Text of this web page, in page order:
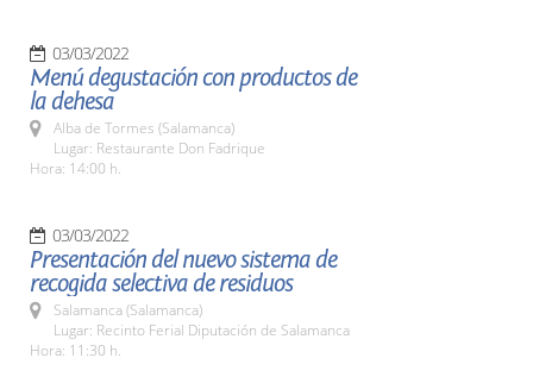
03/03/2022
Menú degustación con productos de
la dehesa
Alba de Tormes (Salamanca)
Lugar: Restaurante Don Fadrique
Hora: 14:00 h.
03/03/2022
Presentación del nuevo sistema de
recogida selectiva de residuos
Salamanca (Salamanca)
Lugar: Recinto Ferial Diputación de Salamanca
Hora: 11:30 h.